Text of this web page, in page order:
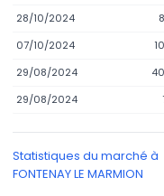
28/10/2024
07/10/2024
29/08/2024
29/08/2024
Statistiques du marché à
FONTENAY LE MARMION